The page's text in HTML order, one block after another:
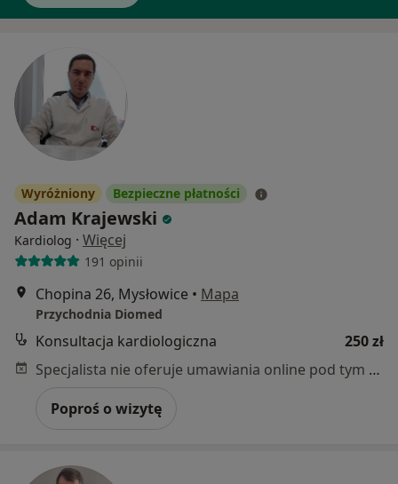
Wyróżniony Bezpieczne płatności
Adam Krajewski
Kardiolog · Więcej
191 opinii
Chopina 26, Mysłowice • Mapa
Przychodnia Diomed
Konsultacja kardiologiczna
250 zł
Specjalista nie oferuje umawiania online pod tym adresem.
Poproś o wizytę